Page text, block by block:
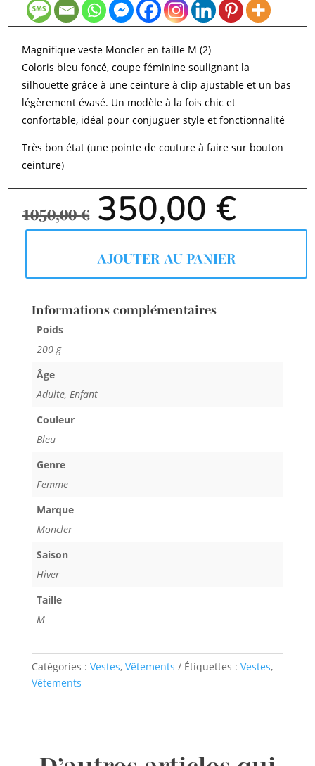
Magnifique veste Moncler en taille M (2)
Coloris bleu foncé, coupe féminine soulignant la
silhouette grâce à une ceinture à clip ajustable et un bas
légèrement évasé. Un modèle à la fois chic et
confortable, idéal pour conjuguer style et fonctionnalité
Très bon état (une pointe de couture à faire sur bouton
ceinture)
1050,00€
Le
prix
initial
1050,00 €.
350,00€Le
AJOUTER AU PANIER
Informations complémentaires
Poids
200 g
Âge
Adulte, Enfant
Couleur
Bleu
Genre
Femme
Marque
Moncler
Saison
Hiver
Taille
M
Catégories : Vestes, Vêtements Étiquettes : Vestes,
Vêtements